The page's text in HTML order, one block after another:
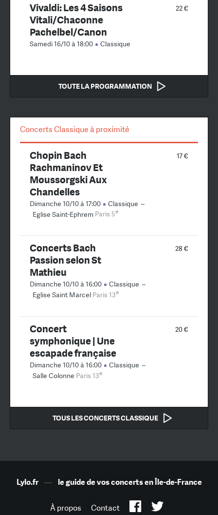
22 €
Vivaldi: Les 4 Saisons
Vitali/Chaconne
Pachelbel/Canon
Samedi 16/10 à 18:00 Classique
TOUTE LA PROGRAMMATION
Concerts Classique à proximité
17 €
Chopin Bach
Rachmaninov Et
Moussorgski Aux
Chandelles
Dimanche 10/10 à 17:00 Classique –
Eglise Saint-Ephrem Paris 5e
28 €
Concerts Bach
Passion selon St
Mathieu
Dimanche 10/10 à 16:00 Classique –
Eglise Saint Marcel Paris 13e
20 €
Concert
symphonique | Une
escapade française
Dimanche 10/10 à 16:00 Classique –
Salle Colonne Paris 13e
TOUS LES CONCERTS CLASSIQUE
Lylo.fr— le guide de vos concerts en Île-de-France
À propos Contact